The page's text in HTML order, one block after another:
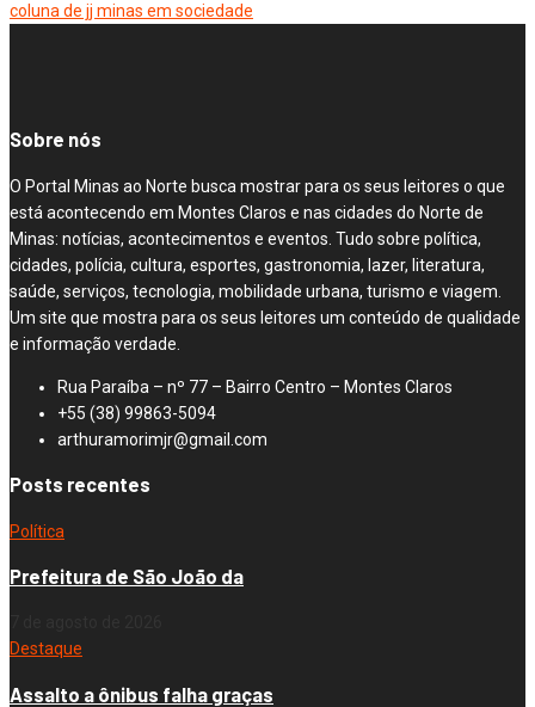
coluna de jj minas em sociedade
Sobre nós
O Portal Minas ao Norte busca mostrar para os seus leitores o que
está acontecendo em Montes Claros e nas cidades do Norte de
Minas: notícias, acontecimentos e eventos. Tudo sobre política,
cidades, polícia, cultura, esportes, gastronomia, lazer, literatura,
saúde, serviços, tecnologia, mobilidade urbana, turismo e viagem.
Um site que mostra para os seus leitores um conteúdo de qualidade
e informação verdade.
Rua Paraíba – nº 77 – Bairro Centro – Montes Claros
+55 (38) 99863-5094
arthuramorimjr@gmail.com
Posts recentes
Política
Prefeitura de São João da
Destaque
Assalto a ônibus falha graças